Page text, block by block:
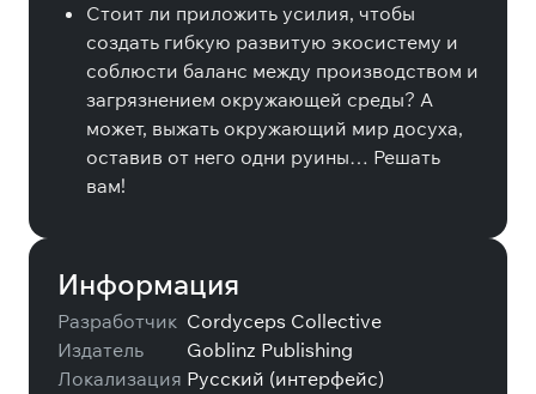
Стоит ли приложить усилия, чтобы
создать гибкую развитую экосистему и
соблюсти баланс между производством и
загрязнением окружающей среды? А
может, выжать окружающий мир досуха,
оставив от него одни руины… Решать
вам!
Информация
Разработчик Cordyceps Collective
Издатель
Goblinz Publishing
Локализация Русский (интерфейс)